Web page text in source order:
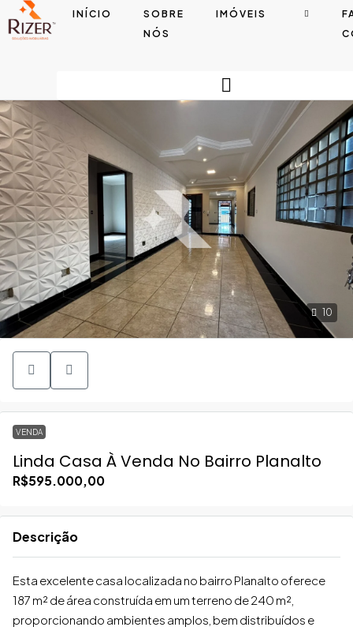
INÍCIO
SOBRE
NÓS
IMÓVEIS
10
VENDA
Linda Casa À Venda No Bairro Planalto
R$595.000,00
Descrição
Esta excelente casa localizada no bairro Planalto oferece
187 m² de área construída em um terreno de 240 m²,
proporcionando ambientes amplos, bem distribuídos e